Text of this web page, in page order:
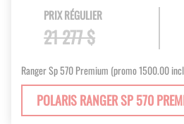
PRIX RÉGULIER
21 277 $
Ranger Sp 570 Premium (promo 1500.00
POLARIS RANGER SP 570